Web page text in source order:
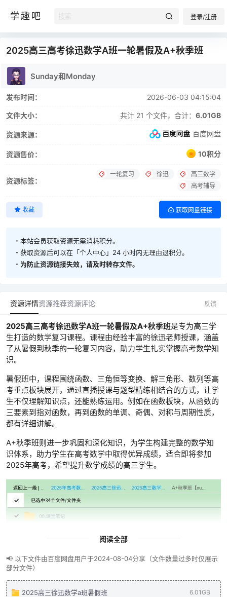
学趣吧 登录/注册
2025高三高考徐迅数学A班一轮暑假及A+秋季班
Sunday和Monday
发布时间： 2026-06-03 04:15:04
文件大小： 共计 21 个文件，合计： 6.01GB
资源来源： 百度网盘
资源售价： 10积分
资源标签：
一轮复习 徐迅
高三数学
高考辅导
收藏 获取网盘链接
・本站会员获取资源无需消耗积分。
・获取资源后可以在「个人中心」24 小时内无理由退积分。
・ 为防止资源链接失效，请及时转存文件。
资源详情资源推荐资源评论 反馈
2025高三高考徐迅数学A班一轮暑假及A+秋季班是专为高三学
生打造的数学复习课程。课程由经验丰富的徐迅老师授课，涵盖
了从暑假到秋季的一轮复习内容，助力学生扎实掌握高考数学知
识。
暑假班中，课程围绕函数、三角恒等变换、解三角形、数列等高
考重点板块展开，通过直播授课与题型精练相结合的方式，让学
生不仅理解知识点，还能熟练运用。例如在函数板块，从函数的
三要素到指对函数，再到函数的单调、奇偶、对称与周期性质，
都有详细讲解。
A+秋季班则进一步巩固和深化知识，为学生构建完整的数学知
识体系，助力学生在高考数学中取得优异成绩，适合即将参加
2025年高考，希望提升数学成绩的高三学生。
阅读全部
📢 以下文件由百度网盘用户于2024-08-04分享（文件数量过多时仅展示
部分文件）
2025高三徐迅数学a班暑假班 6.01GB